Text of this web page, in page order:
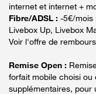
internet et internet +
Fibre/ADSL : -5€/mois
Livebox Up, Livebox
Voir l'offre de
Remise Open :
forfait mobile choisi ou
supplémentaires, pour